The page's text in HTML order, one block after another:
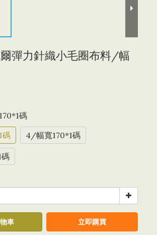
彈力針織小毛圈布料/幅
碼
碼
4/幅寬170*1碼
車 立即購買